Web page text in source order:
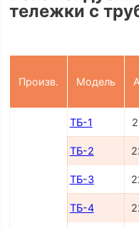
тележки с
Произв. Модель
ТБ-1
ТБ-2
ТБ-3
ТБ-4